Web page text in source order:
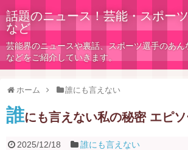
話題のニュース！芸能・スポー
など
芸能界のニュースや裏話、スポーツ選手のあん
などをご紹介していきます。
ホーム 誰にも言えない
誰にも言えない私の秘密 エピ
2025/12/18 誰にも言えない